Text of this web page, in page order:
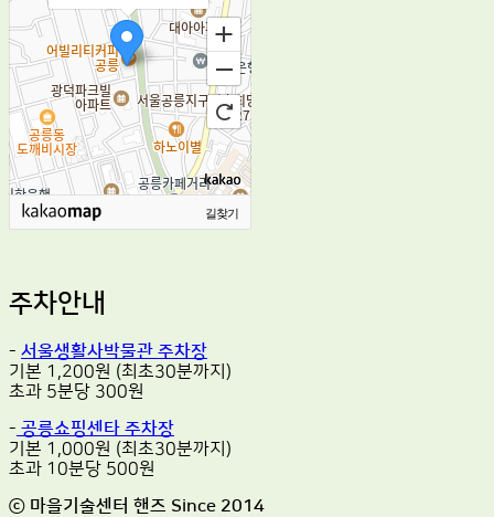
길찾기
주차안내
- 서울생활사박물관 주차장
기본 1,200원 (최초30분까지)
초과 5분당 300원
- 공릉쇼핑센타 주차장
기본 1,000원 (최초30분까지)
초과 10분당 500원
ⓒ 마을기술센터 핸즈 Since 2014